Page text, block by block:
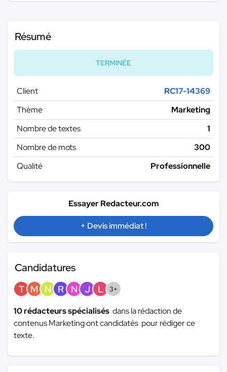
Résumé
TERMINÉE
Client
RC17-14369
Thème
Marketing
Nombre de textes
1
Nombre de mots
300
Qualité
Professionnelle
Essayer Redacteur.com
+ Devis immédiat !
Candidatures
T M N R N J L 3+
10 rédacteurs spécialisés dans la rédaction de
contenus Marketing ont candidatés pour rédiger ce
texte.